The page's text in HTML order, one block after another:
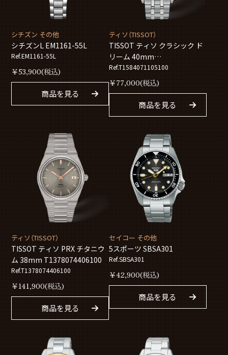
シチズン その他
シチズンL EM1161-55L
Ref.EM1161-55L
￥53,900(税込)
商品を見る
ティソ（TISSOT）
TISSOT ティソ クラシック ド
リーム 40mm
T1584071105100
Ref.T1584071105100
￥77,000(税込)
商品を見る
ティソ（TISSOT）
TISSOT ティソ PRX チタニウ
ム 38mm T1378074406100
Ref.T1378074406100
￥141,900(税込)
商品を見る
セイコー その他
5スポーツ SBSA301
Ref.SBSA301
￥42,900(税込)
商品を見る